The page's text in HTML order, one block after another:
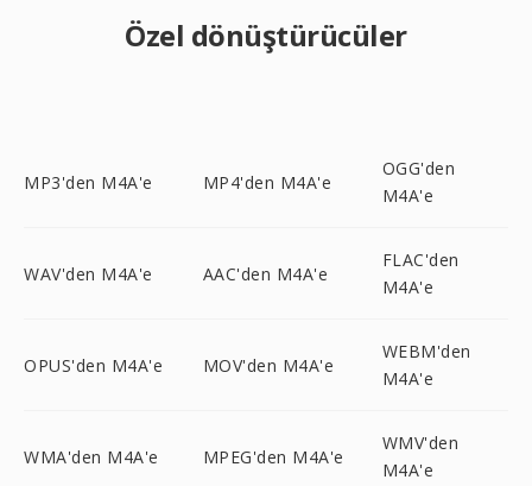
Özel dönüştürücüler
MP3'den M4A'e MP4'den M4A'e
OGG'den
M4A'e
WAV'den M4A'e AAC'den M4A'e
FLAC'den
M4A'e
OPUS'den M4A'e MOV'den M4A'e
WEBM'den
M4A'e
WMA'den M4A'e MPEG'den M4A'e
WMV'den
M4A'e